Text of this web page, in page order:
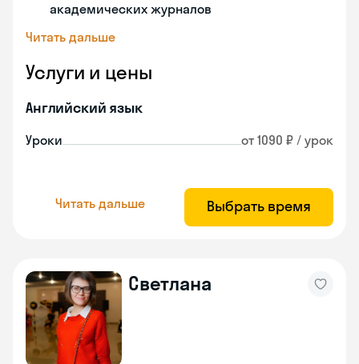
академических журналов
Читать дальше
Услуги и цены
Английский язык
Уроки от 1090 ₽ / урок
Читать дальше Выбрать время
Светлана